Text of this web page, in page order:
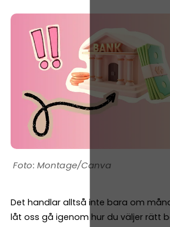
Montage/Canva
Det handlar alltså inte bara om
låt oss gå igenom hur du väljer rätt